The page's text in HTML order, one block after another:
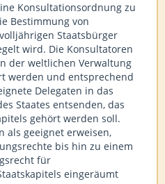
Konsultationsordnung zu
Bestimmung von
Staatsbürger
wird. Die Konsultatoren
der weltlichen Verwaltung
werden und entsprechend
Delegaten in das
Staates entsenden, das
gehört werden soll.
als geeignet erweisen,
bis hin zu einem
für
eingeräumt